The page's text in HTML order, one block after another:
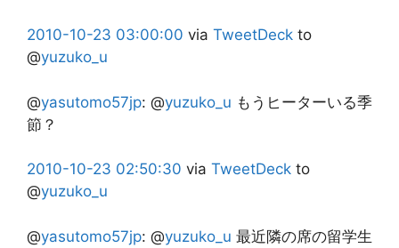
2010-10-23 03:00:00 via TweetDeck to
@yuzuko_u
@yasutomo57jp: @yuzuko_u もうヒーターいる季
節？
2010-10-23 02:50:30 via TweetDeck to
@yuzuko_u
@yasutomo57jp: @yuzuko_u 最近隣の席の留学生